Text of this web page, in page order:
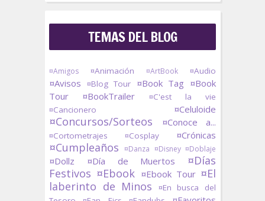
TEMAS DEL BLOG
¤Amigos ¤Animación ¤ArtBook ¤Audio
¤Avisos ¤Blog Tour ¤Book Tag ¤Book
Tour
¤BookTrailer
¤C'est la vie
¤Cancionero
¤Celuloide
¤Concursos/Sorteos ¤Conoce a...
¤Cortometrajes ¤Cosplay ¤Crónicas
¤Cumpleaños ¤Danza ¤Disney ¤Doblaje
¤Dollz ¤Día de Muertos
¤Días
Festivos ¤Ebook ¤Ebook Tour ¤El
laberinto de Minos
¤En busca del